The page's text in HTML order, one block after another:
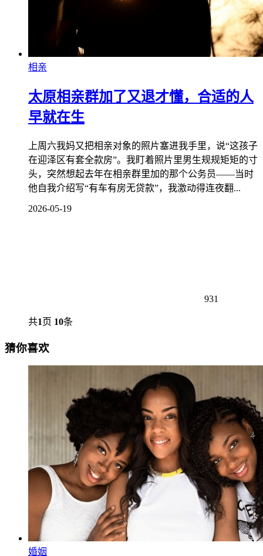
相亲
太原相亲群加了又退才懂，合适的人
早就在生
上周六我妈又把相亲对象的照片塞进我手里，说“这孩子
在迎泽区有套全款房”。我盯着照片里男生规规矩矩的寸
头，突然想起去年在相亲群里加的那个公务员——当时
他自我介绍写“有车有房无贷款”，我激动得连夜翻...
2026-05-19
931
共1页 10条
猜你喜欢
婚姻